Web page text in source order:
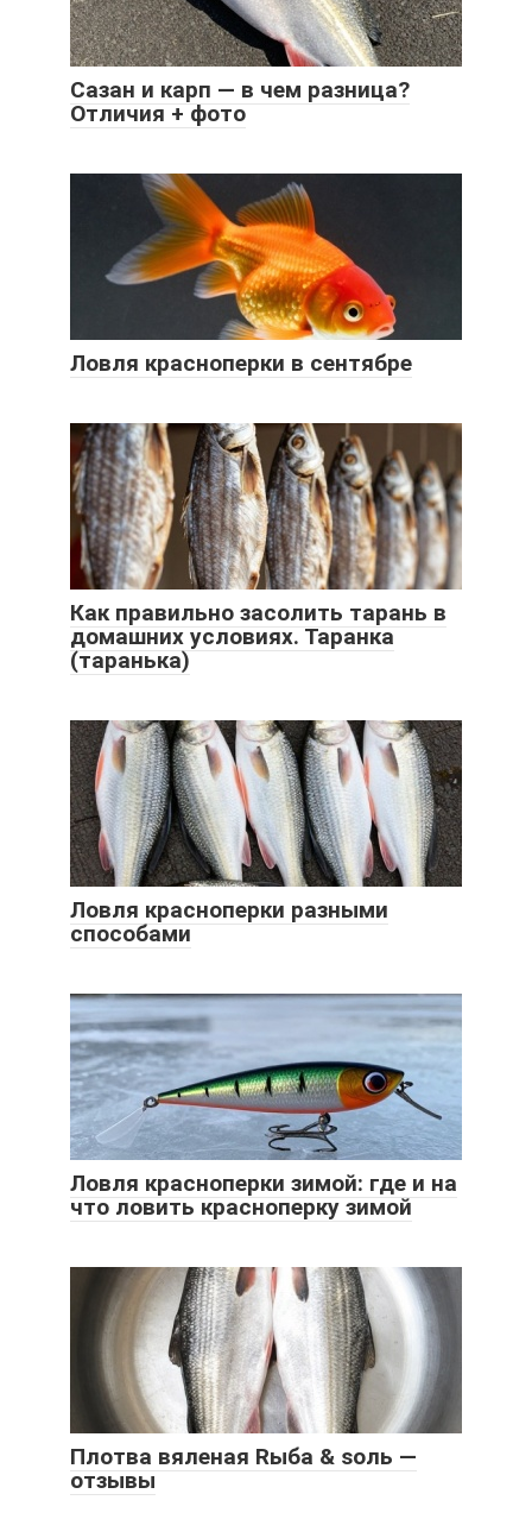
Сазан и карп — в чем разница?
Отличия + фото
Ловля красноперки в сентябре
Как правильно засолить тарань в
домашних условиях. Таранка
(таранька)
Ловля красноперки разными
способами
Ловля красноперки зимой: где и на
что ловить красноперку зимой
Плотва вяленая Rыба & sоль —
отзывы